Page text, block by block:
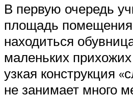
В первую очередь
площадь
находиться
маленьких
узкая конструкция
не занимает много